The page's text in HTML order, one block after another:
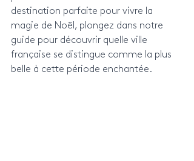
destination parfaite pour vivre la
magie de Noël, plongez dans notre
guide pour découvrir quelle ville
française se distingue comme la plus
belle à cette période enchantée.